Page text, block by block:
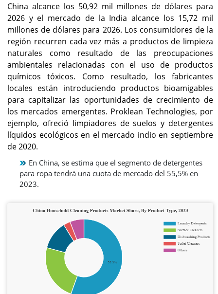
China alcance los 50,92 mil millones de dólares para
2026 y el mercado de la India alcance los 15,72 mil
millones de dólares para 2026. Los consumidores de la
región recurren cada vez más a productos de limpieza
naturales como resultado de las preocupaciones
ambientales relacionadas con el uso de productos
químicos tóxicos. Como resultado, los fabricantes
locales están introduciendo productos bioamigables
para capitalizar las oportunidades de crecimiento de
los mercados emergentes. Proklean Technologies, por
ejemplo, ofreció limpiadores de suelos y detergentes
líquidos ecológicos en el mercado indio en septiembre
de 2020.
En China, se estima que el segmento de detergentes
para ropa tendrá una cuota de mercado del 55,5% en
2023.